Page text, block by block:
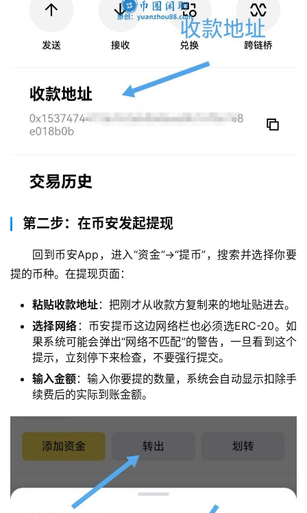
第二步：在币安发起提现
回到币安App，进入“资金”→“提币”，搜索并选择你要
提的币种。在提现页面：
粘贴收款地址：把刚才从收款方复制来的地址贴进去。
选择网络 ：币安提币这边网络栏也必须选ERC-20。如
果系统可能会弹出“网络不匹配”的警告，一旦看到这个
提示，立刻停下来检查，不要强行提交。
输入金额：输入你要提的数量，系统会自动显示扣除手
续费后的实际到账金额。